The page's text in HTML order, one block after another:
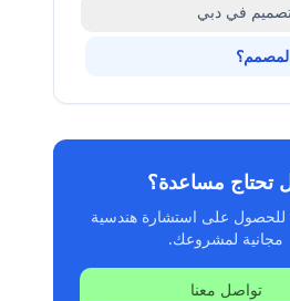
في دبي
تحتاج مساعدة؟
للحصول على استشارة هندسية
مجانية لمشروعك.
تواصل معنا